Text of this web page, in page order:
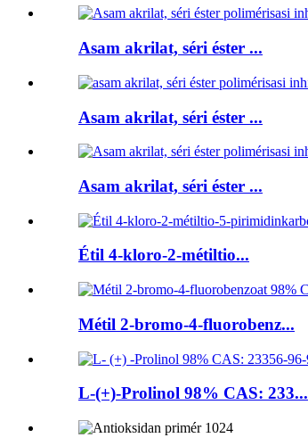
Asam akrilat, séri éster ...
Asam akrilat, séri éster ...
Asam akrilat, séri éster ...
Étil 4-kloro-2-métiltio...
Métil 2-bromo-4-fluorobenz...
L-(+)-Prolinol 98% CAS: 233...